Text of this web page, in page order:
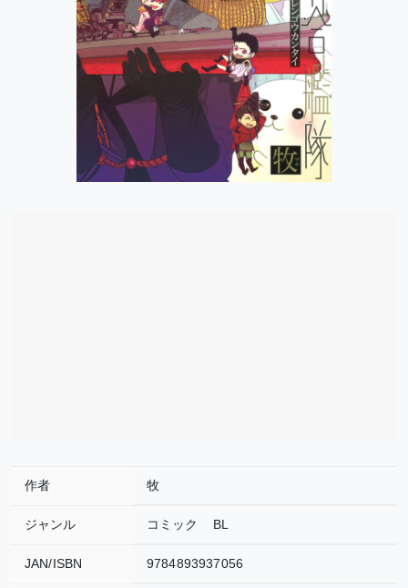
作者 牧
ジャンル コミック BL
JAN/ISBN 9784893937056